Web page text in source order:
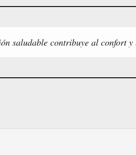
saludable contribuye al confort